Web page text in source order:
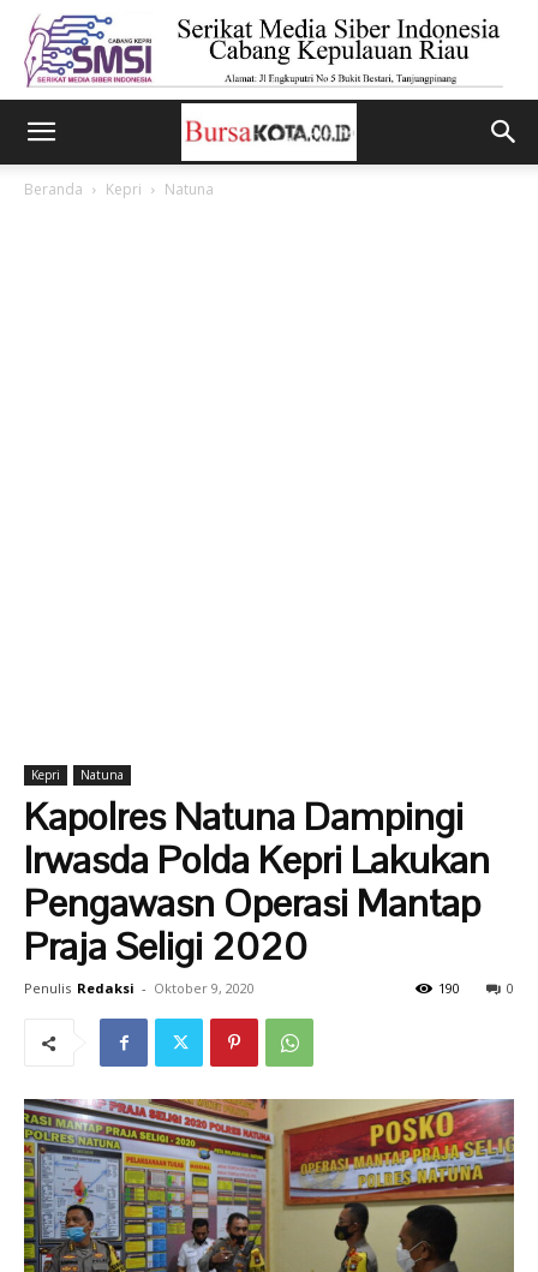
Beranda Kepri Natuna
Kepri Natuna
Kapolres Natuna Dampingi
Irwasda Polda Kepri Lakukan
Pengawasn Operasi Mantap
Praja Seligi 2020
Penulis Redaksi - Oktober 9, 2020 0
190